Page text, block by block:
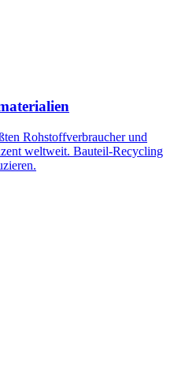
Rohstoffverbraucher und
weltweit. Bauteil-Recycling